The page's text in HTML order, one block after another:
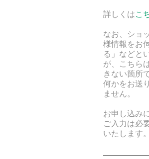
詳しくはこ
なお、ショ
様情報をお
る」などと
が、こちら
きない箇所
何かをお送
ません。
お申し込み
ご入力は必
いたします。